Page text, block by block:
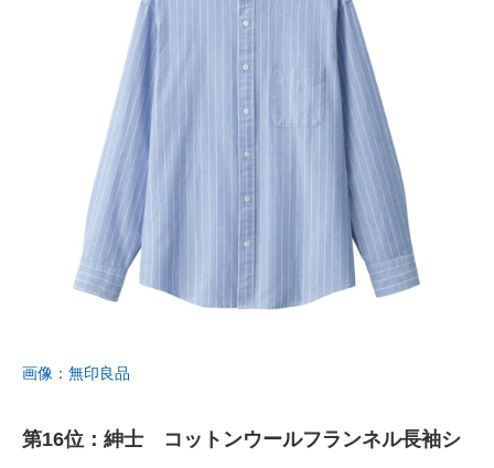
画像：無印良品
第16位：紳士 コットンウールフランネル長袖シ